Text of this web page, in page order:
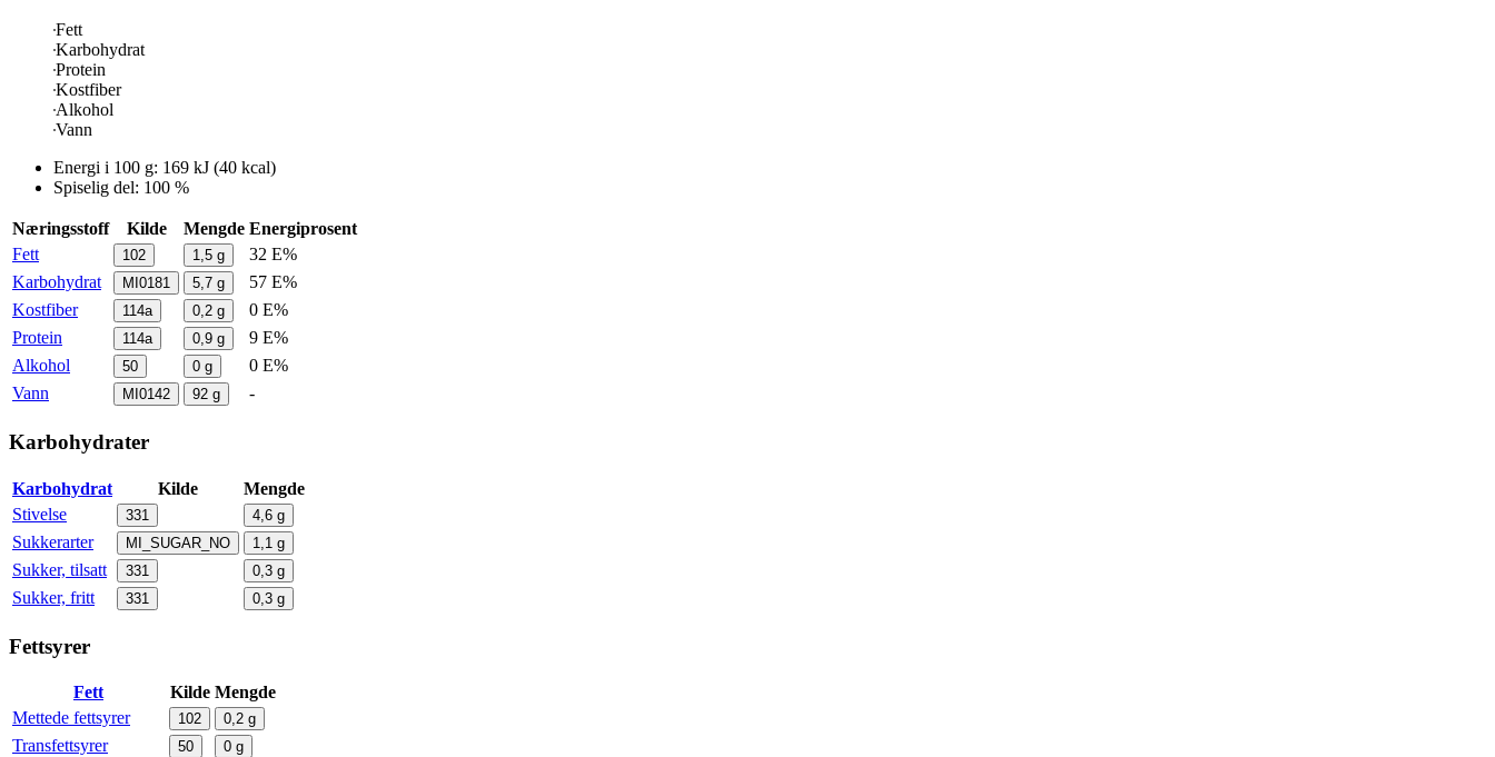
Fett
Karbohydrat
Protein
Kostfiber
Alkohol
Vann
Energi i 100 g: 169 kJ (40 kcal)
Spiselig del: 100 %
Næringsstoff Kilde Mengde Energiprosent
Fett
102 1,5 g
32 E%
Karbohydrat
MI0181 5,7 g
57 E%
Kostfiber
114a 0,2 g
0 E%
Protein
114a 0,9 g
9 E%
Alkohol
50 0 g
0 E%
Vann
MI0142 92 g -
Karbohydrater
Karbohydrat Kilde
Mengde
Stivelse
331 4,6 g
Sukkerarter MI_SUGAR_NO 1,1 g
Sukker, tilsatt 331 0,3 g
Sukker, fritt 331 0,3 g
Fettsyrer
Fett Kilde Mengde
Mettede fettsyrer
102 0,2 g
Transfettsyrer 50 0 g